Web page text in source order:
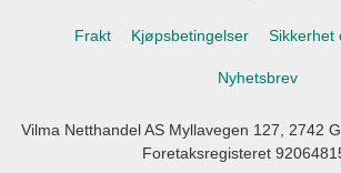
Frakt Kjøpsbetingelser Sikkerhet
Nyhetsbrev
Vilma Netthandel AS Myllavegen 127, 2742
Foretaksregisteret